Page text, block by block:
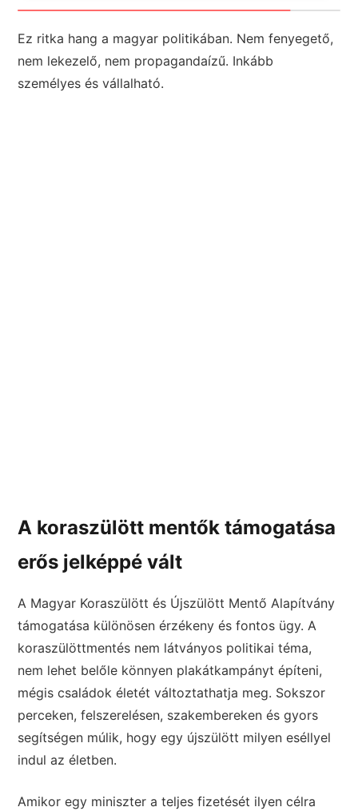
Ez ritka hang a magyar politikában. Nem fenyegető,
nem lekezelő, nem propagandaízű. Inkább
személyes és vállalható.
A koraszülött mentők támogatása
erős jelképpé vált
A Magyar Koraszülött és Újszülött Mentő Alapítvány
támogatása különösen érzékeny és fontos ügy. A
koraszülöttmentés nem látványos politikai téma,
nem lehet belőle könnyen plakátkampányt építeni,
mégis családok életét változtathatja meg. Sokszor
perceken, felszerelésen, szakembereken és gyors
segítségen múlik, hogy egy újszülött milyen eséllyel
indul az életben.
Amikor egy miniszter a teljes fizetését ilyen célra